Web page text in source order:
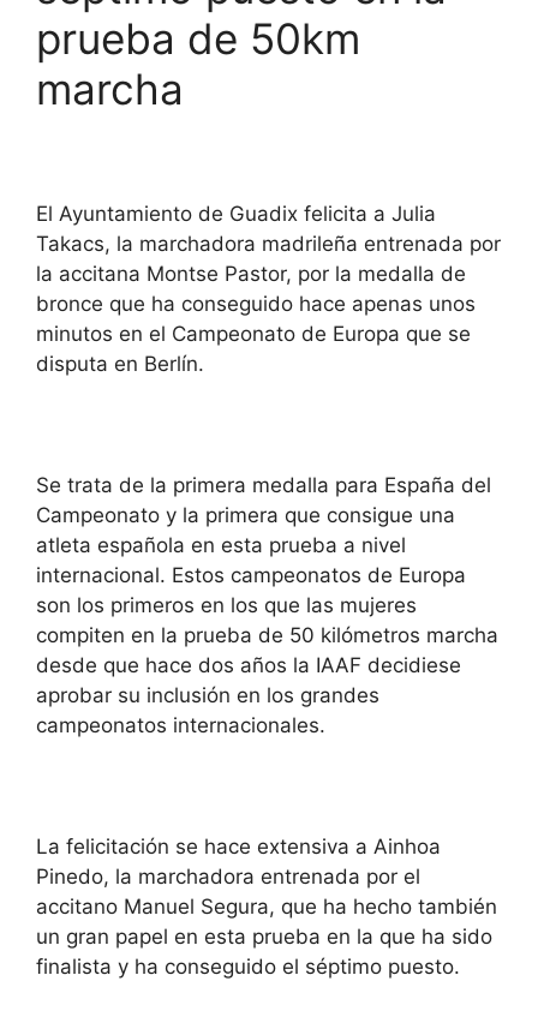
prueba de 50km
marcha
El Ayuntamiento de Guadix felicita a Julia
Takacs, la marchadora madrileña entrenada por
la accitana Montse Pastor, por la medalla de
bronce que ha conseguido hace apenas unos
minutos en el Campeonato de Europa que se
disputa en Berlín.
Se trata de la primera medalla para España del
Campeonato y la primera que consigue una
atleta española en esta prueba a nivel
internacional. Estos campeonatos de Europa
son los primeros en los que las mujeres
compiten en la prueba de 50 kilómetros marcha
desde que hace dos años la IAAF decidiese
aprobar su inclusión en los grandes
campeonatos internacionales.
La felicitación se hace extensiva a Ainhoa
Pinedo, la marchadora entrenada por el
accitano Manuel Segura, que ha hecho también
un gran papel en esta prueba en la que ha sido
finalista y ha conseguido el séptimo puesto.